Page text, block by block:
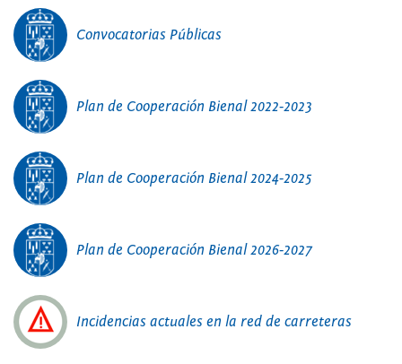
Convocatorias Públicas
Plan de Cooperación Bienal 2022-2023
Plan de Cooperación Bienal 2024-2025
Plan de Cooperación Bienal 2026-2027
Incidencias actuales en la red de carreteras